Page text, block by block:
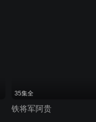
35集全
铁将军阿贵